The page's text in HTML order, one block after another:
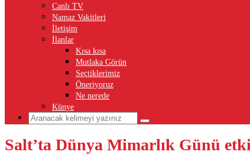
Canlı TV
Namaz Vakitleri
İletişim
İlanlar
Kısa kısa
Mutlaka Görün
Seçtiklerimiz
Öneriyoruz
Ne nerede
Künye
Salt’ta Dünya Mimarlık Günü